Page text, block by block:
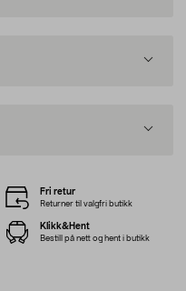
Fri retur
Returner til valgfri butikk
Klikk&Hent
Bestill på nett og hent i butikk